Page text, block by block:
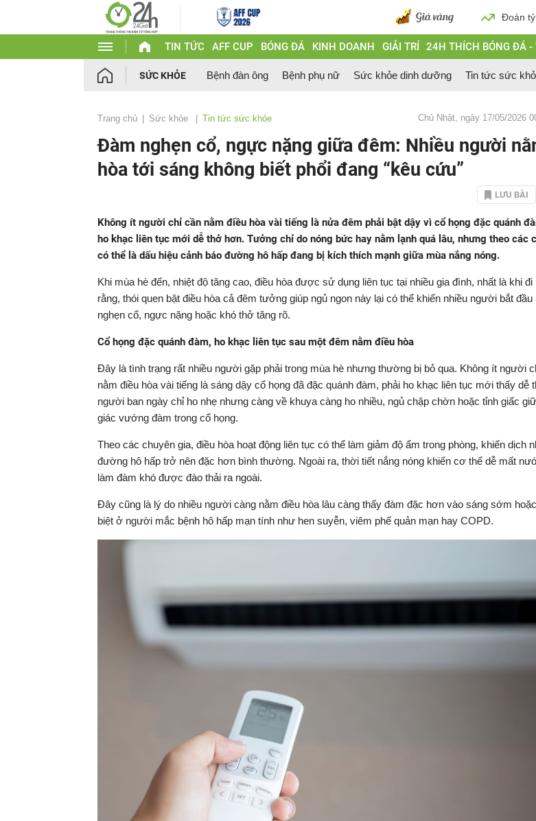
Đoán
TIN TỨC AFF CUP BÓNG ĐÁ KINH DOANH GIẢI TRÍ 24H THÍCH BÓNG ĐÁ -
SỨC KHỎE Bệnh đàn ông Bệnh phụ nữ Sức khỏe dinh dưỡng Tin tức sức
Trang chủ Sức khỏe Tin tức sức khỏe Chủ Nhật, ngày 17/05/2026
Đàm nghẹn cổ, ngực nặng giữa đêm: Nhiều người
hòa tới sáng không biết phổi đang “kêu cứu”
LƯU BÀI
Không ít người chỉ cần nằm điều hòa vài tiếng là nửa đêm phải bật dậy vì cổ họng đặc quánh
ho khạc liên tục mới dễ thở hơn. Tưởng chỉ do nóng bức hay nằm lạnh quá lâu, nhưng theo các
có thể là dấu hiệu cảnh báo đường hô hấp đang bị kích thích mạnh giữa mùa nắng nóng.
Khi mùa hè đến, nhiệt độ tăng cao, điều hòa được sử dụng liên tục tại nhiều gia đình, nhất là khi
rằng, thói quen bật điều hòa cả đêm tưởng giúp ngủ ngon này lại có thể khiến nhiều người bắt đầu
nghẹn cổ, ngực nặng hoặc khó thở tăng rõ.
Cổ họng đặc quánh đàm, ho khạc liên tục sau một đêm nằm điều hòa
Đây là tình trạng rất nhiều người gặp phải trong mùa hè nhưng thường bị bỏ qua. Không ít người
nằm điều hòa vài tiếng là sáng dậy cổ họng đã đặc quánh đàm, phải ho khạc liên tục mới thấy dễ
người ban ngày chỉ ho nhẹ nhưng càng về khuya càng ho nhiều, ngủ chập chờn hoặc tỉnh giấc
giác vướng đàm trong cổ họng.
Theo các chuyên gia, điều hòa hoạt động liên tục có thể làm giảm độ ẩm trong phòng, khiến dịch
đường hô hấp trở nên đặc hơn bình thường. Ngoài ra, thời tiết nắng nóng khiến cơ thể dễ mất
làm đàm khó được đào thải ra ngoài.
Đây cũng là lý do nhiều người càng nằm điều hòa lâu càng thấy đàm đặc hơn vào sáng sớm
biệt ở người mắc bệnh hô hấp mạn tính như hen suyễn, viêm phế quản mạn hay COPD.